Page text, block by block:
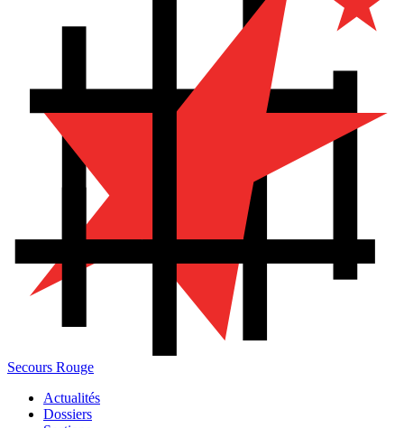
Secours Rouge
Actualités
Dossiers